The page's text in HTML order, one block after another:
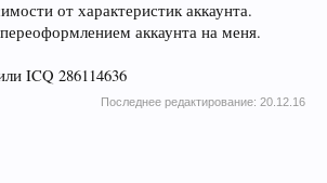
от характеристик аккаунта.
аккаунта на меня.
ICQ 286114636
Последнее редактирование: 20.12.16